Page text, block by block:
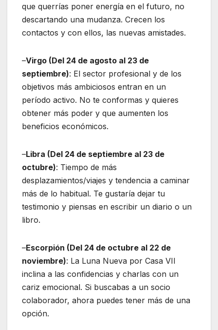
que querrías poner energía en el futuro, no
descartando una mudanza. Crecen los
contactos y con ellos, las nuevas amistades.
–Virgo (Del 24 de agosto al 23 de
septiembre): El sector profesional y de los
objetivos más ambiciosos entran en un
período activo. No te conformas y quieres
obtener más poder y que aumenten los
beneficios económicos.
–Libra (Del 24 de septiembre al 23 de
octubre): Tiempo de más
desplazamientos/viajes y tendencia a caminar
más de lo habitual. Te gustaría dejar tu
testimonio y piensas en escribir un diario o un
libro.
–Escorpión (Del 24 de octubre al 22 de
noviembre): La Luna Nueva por Casa VII
inclina a las confidencias y charlas con un
cariz emocional. Si buscabas a un socio
colaborador, ahora puedes tener más de una
opción.